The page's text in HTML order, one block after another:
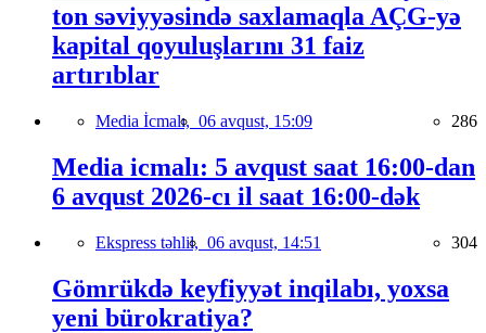
ton səviyyəsində saxlamaqla AÇG-yə
kapital qoyuluşlarını 31 faiz
artırıblar
Media İcmalı, 06 avqust, 15:09 286
Media icmalı: 5 avqust saat 16:00-dan
6 avqust 2026-cı il saat 16:00-dək
Ekspress təhlil, 06 avqust, 14:51 304
Gömrükdə keyfiyyət inqilabı, yoxsa
yeni bürokratiya?